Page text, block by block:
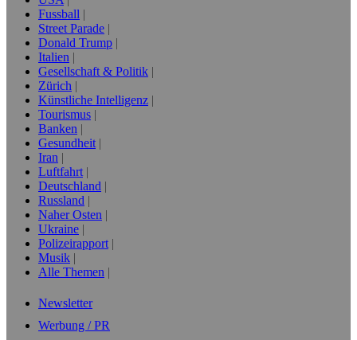
Fussball
Street Parade
Donald Trump
Italien
Gesellschaft & Politik
Zürich
Künstliche Intelligenz
Tourismus
Banken
Gesundheit
Iran
Luftfahrt
Deutschland
Russland
Naher Osten
Ukraine
Polizeirapport
Musik
Alle Themen
Newsletter
Werbung / PR